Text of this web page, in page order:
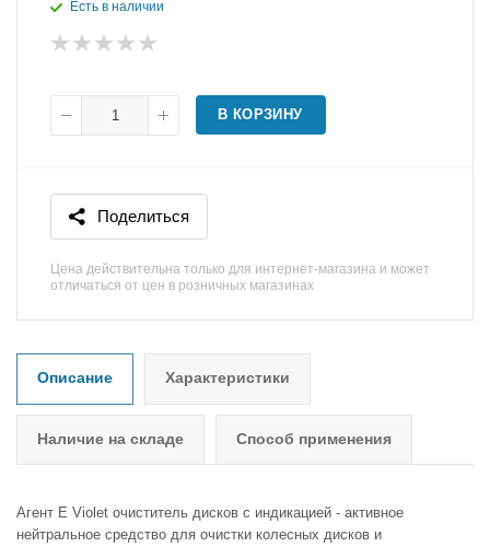
Есть в наличии
В КОРЗИНУ
Поделиться
Цена действительна только для интернет-магазина и может
отличаться от цен в розничных магазинах
Описание Характеристики
Наличие на складе Способ применения
Агент Е Violet очиститель дисков с индикацией - активное
нейтральное средство для очистки колесных дисков и